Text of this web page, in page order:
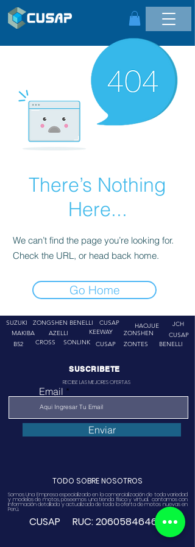
There’s Nothing
Here...
We can’t find the page you’re looking for.
Check the URL, or head back home.
Go Home
SUZUKI
ZONGSHEN
MAKIBA
AZELLI
BENELLI
CUSAP
KEEWAY
B52
CROSS SONLINK CUSAP
HAOJUE
JCH
ZONSHEN
ZONTES
CUSAP
BENELLI
SUSCRIBETE
RECIBE LAS MEJORES OFERTAS
Email
Enviar
TODO SOBRE NOSOTROS
Somos Una Empresa especializado en la comercialización de toda variedad
y modelos de motos, poseemos una tienda física y virtual. contamos con
información detallada y actualizada de toda la oferta de motos nuevas en
Perú.
CUSAP RUC:20605846468